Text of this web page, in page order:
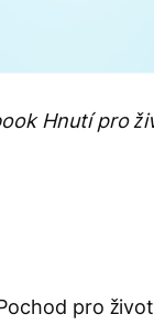
Hnutí pro
pro